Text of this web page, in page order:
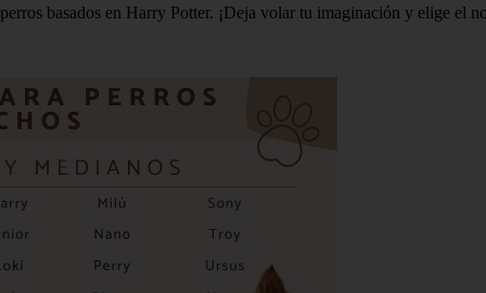
basados en Harry Potter. ¡Deja volar tu imaginación y elige el